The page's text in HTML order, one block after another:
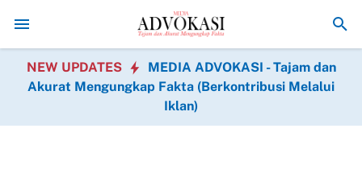
Cegah Karhutla, HSB Muba Ajak Masyarakat Bersama Jaga
NEW UPDATES
MEDIA ADVOKASI - Tajam dan
Akurat Mengungkap Fakta (Berkontribusi Melalui
Iklan)